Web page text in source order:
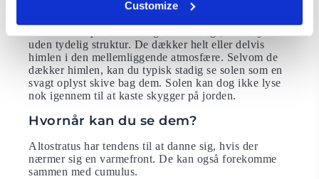
Customize
7. Altostratus
uden tydelig struktur. De dækker helt eller delvis
himlen i den mellemliggende atmosfære. Selvom de
dækker himlen, kan du typisk stadig se solen som en
svagt oplyst skive bag dem. Solen kan dog ikke lyse
nok igennem til at kaste skygger på jorden.
Hvornår kan du se dem?
Altostratus har tendens til at danne sig, hvis der
nærmer sig en varmefront. De kan også forekomme
sammen med cumulus.